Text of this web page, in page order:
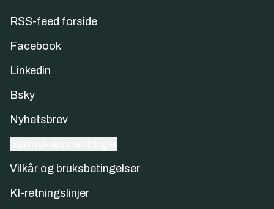
RSS-feed forside
Facebook
Linkedin
Bsky
Nyhetsbrev
Vilkår og bruksbetingelser
KI-retningslinjer